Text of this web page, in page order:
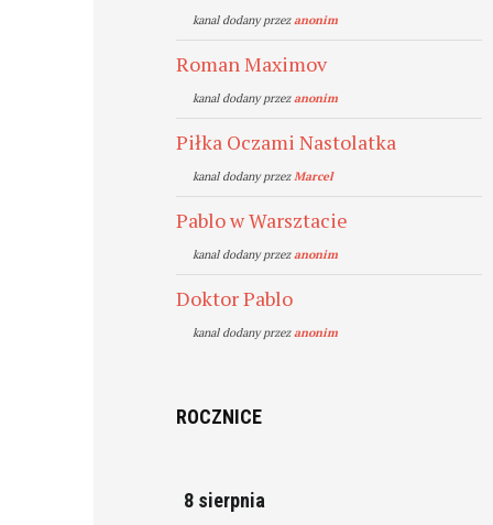
kanal dodany przezanonim
Roman Maximov
kanal dodany przezanonim
Piłka Oczami Nastolatka
kanal dodany przezMarcel
Pablo w Warsztacie
kanal dodany przezanonim
Doktor Pablo
kanal dodany przezanonim
ROCZNICE
8 sierpnia